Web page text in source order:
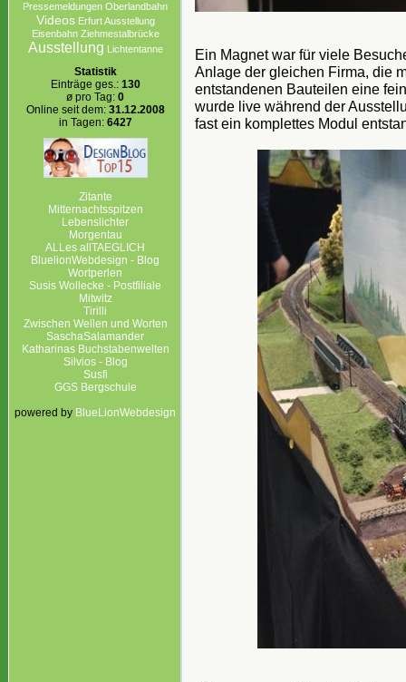
Pressemeldungen Oberlandbahn
Videos Erfurt Ausstellung
Eisenbahn Ziehmestalbrücke
Ausstellung Lichtentanne
Statistik
Einträge ges.: 130
ø pro Tag: 0
Online seit dem: 31.12.2008
in Tagen: 6427
Zitante
Mitternachtsspitzen
Lebenslichter
Morgentau
ALLes allTAEGLICH
BluelionWebdesign - Blog
Wortperlen
Susis Wollecke - Postfiliale
Mitwitz
Tirilli
Zwischen Wellen und Worten
SaschaSalamander
Katharinas Buchstabenwelten
Silvios - Blog
Susfi
GGS Bergschule
powered by BlueLionWebdesign
Ein Magnet war für viele
Anlage der gleichen Firma, die
entstandenen Bauteilen eine
wurde live während der
fast ein komplettes Modul